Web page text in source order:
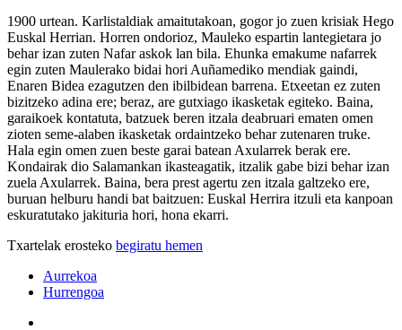
1900 urtean. Karlistaldiak amaitutakoan, gogor jo zuen krisiak Hego
Euskal Herrian. Horren ondorioz, Mauleko espartin lantegietara jo
behar izan zuten Nafar askok lan bila. Ehunka emakume nafarrek
egin zuten Maulerako bidai hori Auñamediko mendiak gaindi,
Enaren Bidea ezagutzen den ibilbidean barrena. Etxeetan ez zuten
bizitzeko adina ere; beraz, are gutxiago ikasketak egiteko. Baina,
garaikoek kontatuta, batzuek beren itzala deabruari ematen omen
zioten seme-alaben ikasketak ordaintzeko behar zutenaren truke.
Hala egin omen zuen beste garai batean Axularrek berak ere.
Kondairak dio Salamankan ikasteagatik, itzalik gabe bizi behar izan
zuela Axularrek. Baina, bera prest agertu zen itzala galtzeko ere,
buruan helburu handi bat baitzuen: Euskal Herrira itzuli eta kanpoan
eskuratutako jakituria hori, hona ekarri.
Txartelak erosteko begiratu hemen
Aurrekoa
Hurrengoa